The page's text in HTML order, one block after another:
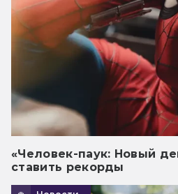
«Человек-паук: Новый
ставить рекорды